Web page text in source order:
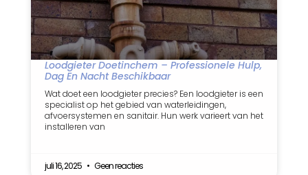
Loodgieter Doetinchem – Professionele Hulp,
Dag En Nacht Beschikbaar
Wat doet een loodgieter precies? Een loodgieter is een
specialist op het gebied van waterleidingen,
afvoersystemen en sanitair. Hun werk varieert van het
installeren van
juli 16, 2025 Geen reacties